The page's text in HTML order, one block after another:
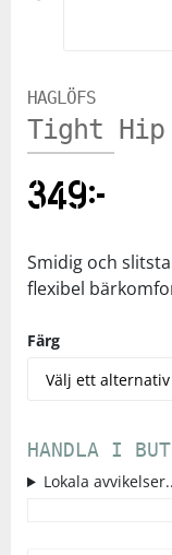
HAGLÖFS
Tight Hip
349kr
Smidig och
flexibel
Färg
HANDLA I
Lokala